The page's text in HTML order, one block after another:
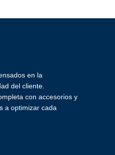
en la
del cliente.
con accesorios y
a optimizar cada